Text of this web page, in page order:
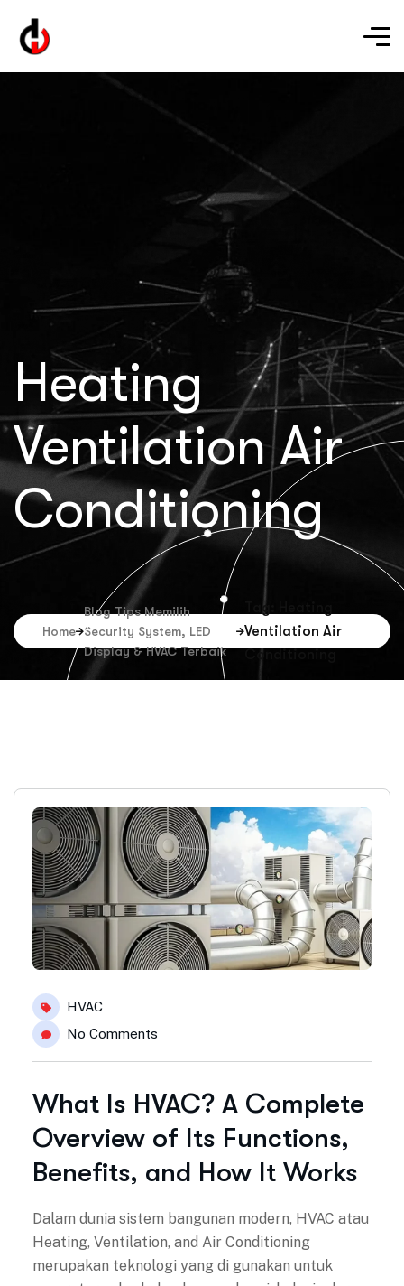
Heating
Ventilation Air
Conditioning
Home
Blog Tips Memilih
Security System, LED
Display & HVAC Terbaik
Tag: Heating
Ventilation Air
Conditioning
HVAC
No Comments
What Is HVAC? A Complete
Overview of Its Functions,
Benefits, and How It Works
Dalam dunia sistem bangunan modern, HVAC atau
Heating, Ventilation, and Air Conditioning
merupakan teknologi yang di gunakan untuk